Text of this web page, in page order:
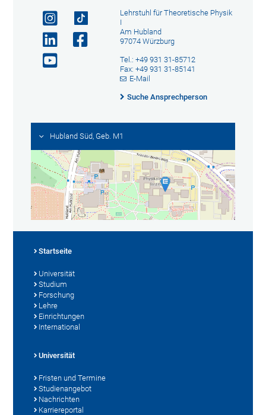
Lehrstuhl für Theoretische Physik
I
Am Hubland
97074 Würzburg
Tel.: +49 931 31-85712
Fax: +49 931 31-85141
E-Mail
Suche Ansprechperson
Hubland Süd, Geb. M1
Startseite
Universität
Studium
Forschung
Lehre
Einrichtungen
International
Universität
Fristen und Termine
Studienangebot
Nachrichten
Karriereportal